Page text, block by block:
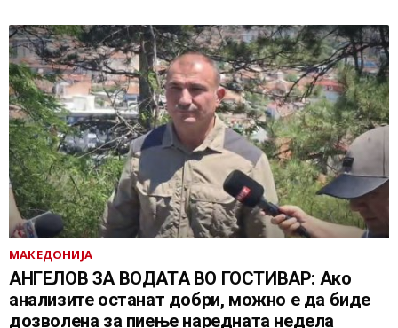
МАКЕДОНИЈА
АНГЕЛОВ ЗА ВОДАТА ВО ГОСТИВАР: Ако
анализите останат добри, можно е да биде
дозволена за пиење наредната недела